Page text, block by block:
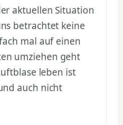
aktuellen Situation
betrachtet keine
mal auf einen
umziehen geht
leben ist
auch nicht